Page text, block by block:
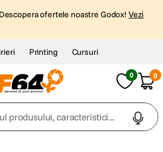
ofertele noastre Godox! Vezi
Printing Cursuri
0 0
caracteristici...